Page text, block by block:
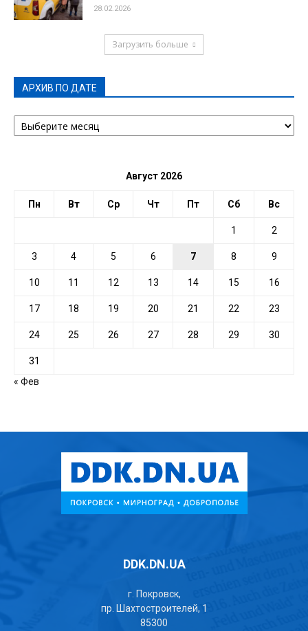
28.02.2026
Загрузить больше
АРХИВ ПО ДАТЕ
АРХИВ
ПО
Август 2026
Пн Вт Ср Чт Пт Сб Вс
1 2
3 4 5 6 7 8 9
10 11 12 13 14 15 16
17 18 19 20 21 22 23
24 25 26 27 28 29 30
31
« Фев
DDK.DN.UA
г. Покровск,
пр. Шахтостроителей, 1
85300